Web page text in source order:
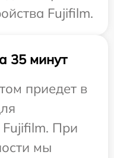
Fujifilm.
35 минут
приедет в
Fujifilm. При
мы